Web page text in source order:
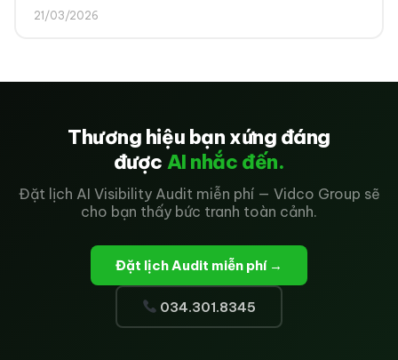
21/03/2026
Thương hiệu bạn xứng đáng
được AI nhắc đến.
Đặt lịch AI Visibility Audit miễn phí — Vidco Group sẽ
cho bạn thấy bức tranh toàn cảnh.
Đặt lịch Audit miễn phí →
034.301.8345